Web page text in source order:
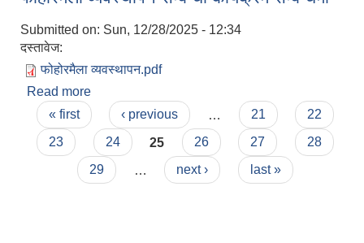
Submitted on: Sun, 12/28/2025 - 12:34
दस्तावेज:
फोहोरमैला व्यवस्थापन.pdf
Read more
Pages
« first ‹ previous 21
22
23
24 25 26 27
28
29
next › last »